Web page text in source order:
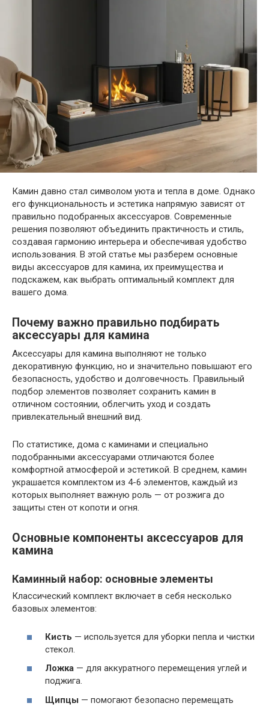
Камин давно стал символом уюта и тепла в доме. Однако
его функциональность и эстетика напрямую зависят от
правильно подобранных аксессуаров. Современные
решения позволяют объединить практичность и стиль,
создавая гармонию интерьера и обеспечивая удобство
использования. В этой статье мы разберем основные
виды аксессуаров для камина, их преимущества и
подскажем, как выбрать оптимальный комплект для
вашего дома.
Почему важно правильно подбирать
аксессуары для камина
Аксессуары для камина выполняют не только
декоративную функцию, но и значительно повышают его
безопасность, удобство и долговечность. Правильный
подбор элементов позволяет сохранить камин в
отличном состоянии, облегчить уход и создать
привлекательный внешний вид.
По статистике, дома с каминами и специально
подобранными аксессуарами отличаются более
комфортной атмосферой и эстетикой. В среднем, камин
украшается комплектом из 4-6 элементов, каждый из
которых выполняет важную роль — от розжига до
защиты стен от копоти и огня.
Основные компоненты аксессуаров для
камина
Каминный набор: основные элементы
Классический комплект включает в себя несколько
базовых элементов:
Кисть — используется для уборки пепла и чистки
стекол.
Ложка — для аккуратного перемещения углей и
поджига.
Щипцы — помогают безопасно перемещать